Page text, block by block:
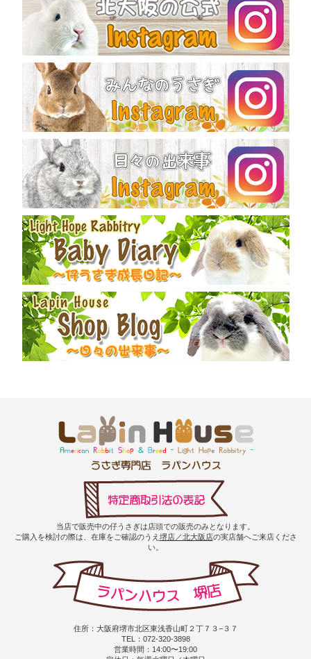
当店で販売中の仔うさぎは店頭での販売のみとなります。
ご購入を検討の際は、在庫をご確認のうえ 堺店／北大阪店の実店舗へご来店くださ
い。
住所：大阪府堺市北区東浅香山町２丁７３−３７
TEL：072-320-3898
営業時間：14:00〜19:00